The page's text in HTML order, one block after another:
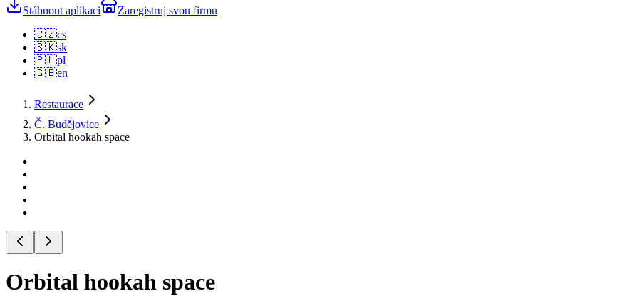
Stáhnout aplikaci
Zaregistruj svou firmu
🇨🇿cs
🇸🇰sk
🇵🇱pl
🇬🇧en
Restaurace
Č. Budějovice
Orbital hookah space
Orbital hookah space